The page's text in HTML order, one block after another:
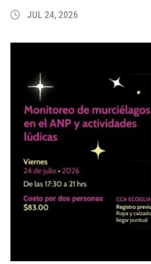
JUL 24, 2026